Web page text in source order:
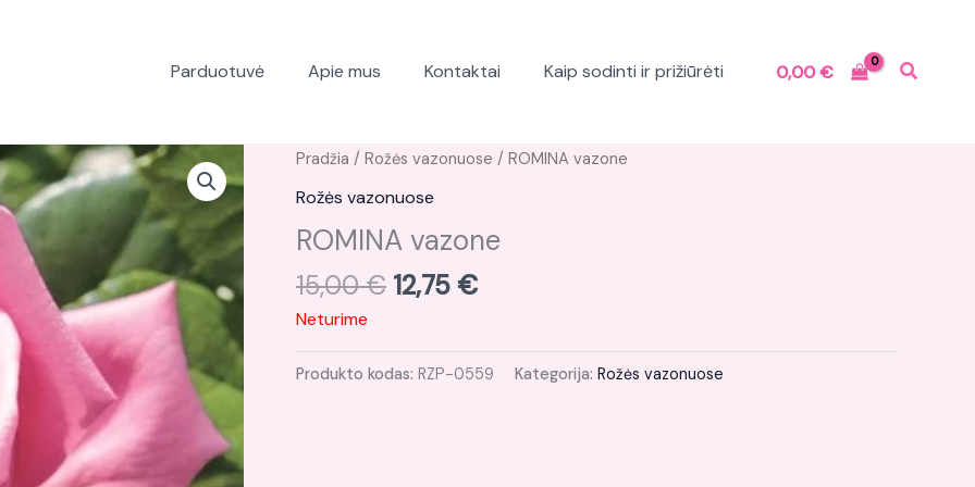
Parduotuvė Apie mus Kontaktai Kaip sodinti ir prižiūrėti 0,00€
Pradžia / Rožės vazonuose / ROMINA vazone
Rožės vazonuose
ROMINA vazone
15,00€
Original
was:
15,00 €.
12,75 €
Current
12,75 €.
Neturime
Produkto kodas: RZP-0559 Kategorija: Rožės vazonuose